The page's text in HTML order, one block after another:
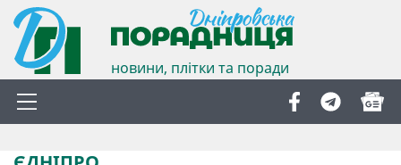
новини, плітки та поради